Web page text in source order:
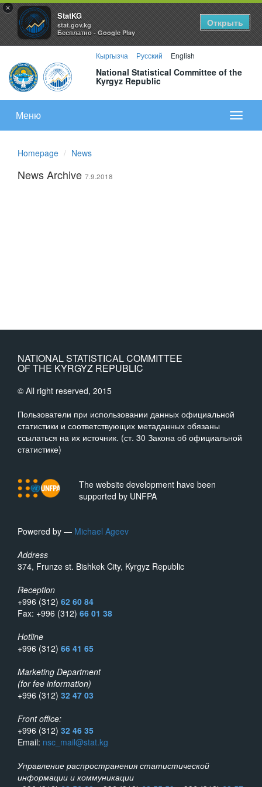
×
StatKG
stat.gov.kg
Бесплатно - Google Play
Открыть
Кыргызча Русский English
National Statistical Committee of the
Kyrgyz Republic
меню
Меню
Homepage News
News Archive 7.9.2018
NATIONAL STATISTICAL COMMITTEE
OF THE KYRGYZ REPUBLIC
© All right reserved, 2015
Пользователи при использовании данных официальной
статистики и соответствующих метаданных обязаны
ссылаться на их источник. (ст. 30 Закона об официальной
статистике)
The website development have been
supported by UNFPA
Powered by — Michael Ageev
Address
374, Frunze st. Bishkek City, Kyrgyz Republic
Reception
+996 (312) 62 60 84
Fax: +996 (312) 66 01 38
Hotline
+996 (312) 66 41 65
Marketing Department
(for fee information)
+996 (312) 32 47 03
Front office:
+996 (312) 32 46 35
Email: nsc_mail@stat.kg
Управление распространения статистической
информации и коммуникации